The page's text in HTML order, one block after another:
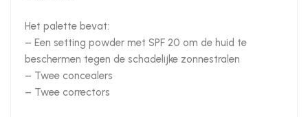
Het palette bevat:
– Een setting powder met SPF 20 om de huid te
beschermen tegen de schadelijke zonnestralen
– Twee concealers
– Twee correctors